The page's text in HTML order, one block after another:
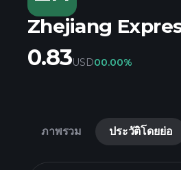
Zhejiang
0.83USD00.00%
ภาพรวม ประวัติโดยย่อ